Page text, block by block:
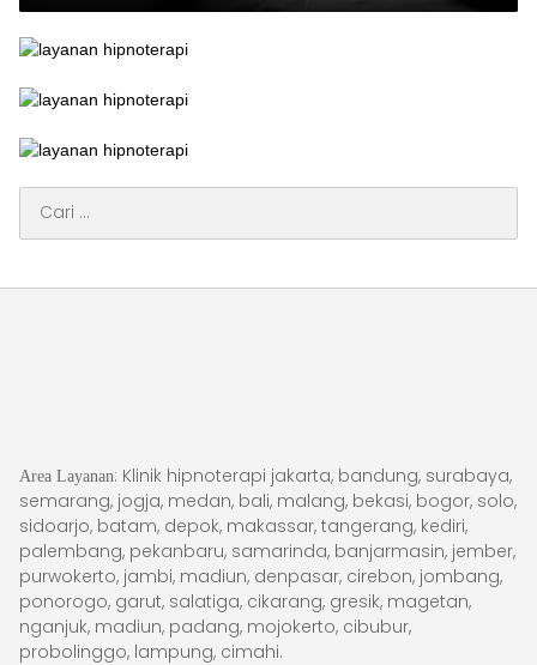
untuk:
Area Layanan: Klinik hipnoterapi jakarta, bandung, surabaya,
semarang, jogja, medan, bali, malang, bekasi, bogor, solo,
sidoarjo, batam, depok, makassar, tangerang, kediri,
palembang, pekanbaru, samarinda, banjarmasin, jember,
purwokerto, jambi, madiun, denpasar, cirebon, jombang,
ponorogo, garut, salatiga, cikarang, gresik, magetan,
nganjuk, madiun, padang, mojokerto, cibubur,
probolinggo, lampung, cimahi.